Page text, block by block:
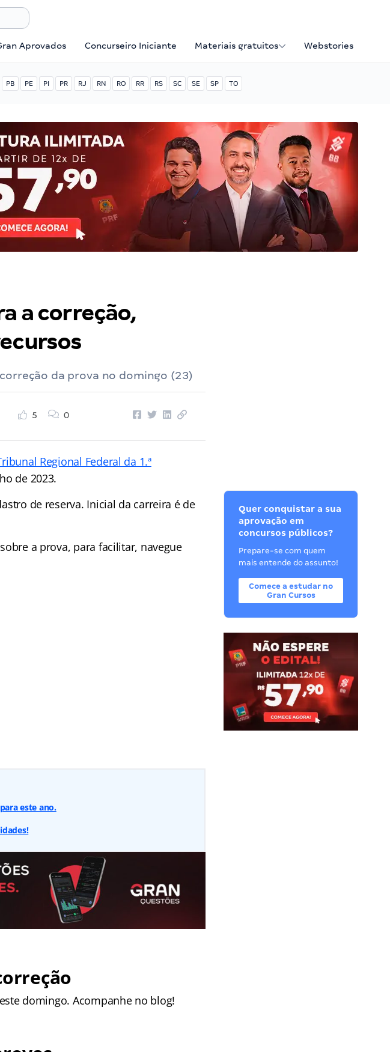
Aprovados Concurseiro Iniciante Materiais gratuitos Webstories
PB PE PI PR RJ RN RO RR RS SC SE SP TO
a correção,
da prova no domingo (23)
5 0
Regional Federal da 1.ª
de 2023.
de reserva. Inicial da carreira é de
a prova, para facilitar, navegue
este ano.
domingo. Acompanhe no blog!
Quer conquistar a sua
aprovação em
concursos públicos?
Prepare-se com quem
mais entende do assunto!
Comece a estudar no
Gran Cursos